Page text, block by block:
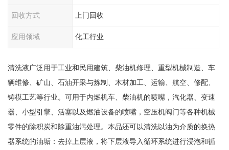
回收方式 上门回收
应用领域 化工行业
清洗液广泛用于工业和民用建筑、柴油机修理、重型机械制造、车
辆维修、矿山、石油开采与炼制、木材加工、运输、航空、修配、
铸模工艺等行业。可用于内燃机车、柴油机的喷嘴，汽化器、变速
器、小型引擎、活塞以及燃油设备的喷嘴，空压机阀门等各种机械
零件的除积炭和除重油污处理。本品还可以清洗以油为介质的换热
器系统的油垢：去掉上层液，将下层液导入循环系统进行浸泡和循